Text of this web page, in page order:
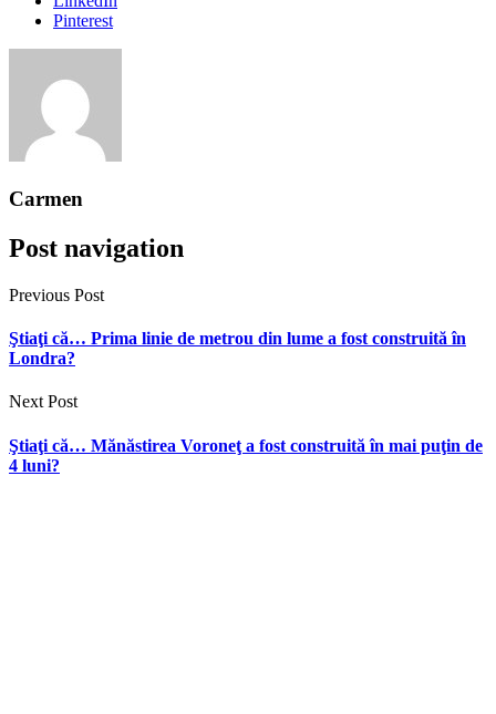
Pinterest
Carmen
Post navigation
Previous Post
Ştiaţi că… Prima linie de metrou din lume a fost construită în
Londra?
Next Post
Ştiaţi că… Mănăstirea Voroneţ a fost construită în mai puţin de
4 luni?